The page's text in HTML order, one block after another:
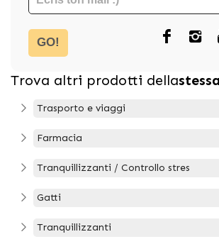
GO!
Trova altri prodotti della
Trasporto e viaggi
Farmacia
Tranquillizzanti / Controllo stres
Gatti
Tranquillizzanti